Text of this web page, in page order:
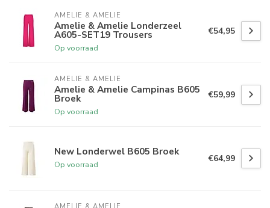
AMELIE & AMELIE
Amelie & Amelie Londerzeel
A605-SET19 Trousers
Op voorraad
€54,95
AMELIE & AMELIE
Amelie & Amelie Campinas B605
Broek
Op voorraad
€59,99
New Londerwel B605 Broek
Op voorraad
€64,99